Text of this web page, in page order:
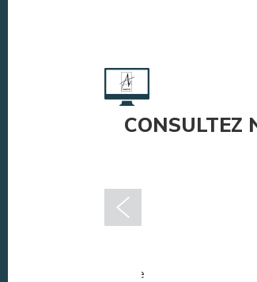
CONSULTEZ
Léger - André Mare